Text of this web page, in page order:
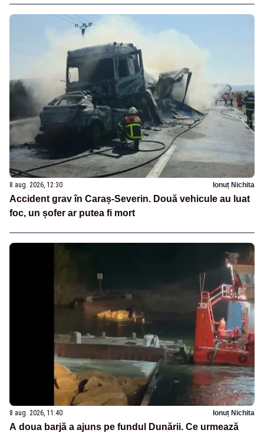
8 aug. 2026, 12:30 Ionuț Nichita
Accident grav în Caraș-Severin. Două vehicule au luat
foc, un șofer ar putea fi mort
8 aug. 2026, 11:40 Ionuț Nichita
A doua barjă a ajuns pe fundul Dunării. Ce urmează